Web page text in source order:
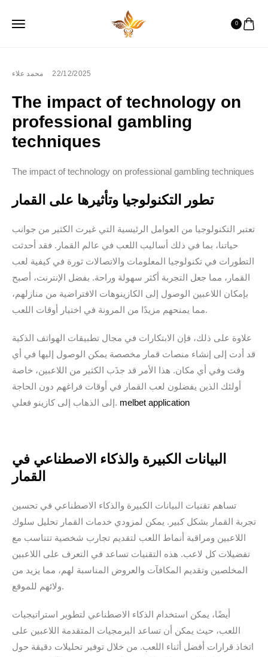
0
محمد علاء 22/12/2025
The impact of technology on
professional gambling
techniques
The impact of technology on professional gambling techniques
تطور التكنولوجيا وتأثيرها على القمار
تعتبر التكنولوجيا من العوامل الرئيسية التي غيرت الكثير من جوانب
حياتنا، بما في ذلك أساليب اللعب في عالم القمار. فقد أحدثت
التطورات في تكنولوجيا المعلومات والاتصالات ثورة في كيفية لعب
القمار، مما جعل التجربة أكثر سهولة وراحة. بفضل الإنترنت، أصبح
بإمكان اللاعبين الوصول إلى الكازينوهات الافتراضية من منازلهم،
مما يمنحهم مزيدًا من المرونة في اختيار أوقات اللعب.
علاوة على ذلك، فإن الابتكارات في مجال تطبيقات الهواتف الذكية
قد أدت إلى إنشاء منصات قمار مخصصة يمكن الوصول إليها في أي
وقت وفي أي مكان. هذا الأمر قد جذَب الكثير من اللاعبين، خاصة
أولئك الذين يفضلون لعب القمار في أوقات فراغهم دون الحاجة
إلى الذهاب إلى كازينو فعلي. melbet application
البيانات الكبيرة والذكاء الاصطناعي في
القمار
تساهم تقنيات البيانات الكبيرة والذكاء الاصطناعي في تحسين
تجربة القمار بشكل كبير. يمكن لمزودي خدمات القمار تحليل سلوك
اللاعبين ومراقبة أنماط اللعب لتقديم تجارب شخصية تتناسب مع
تفضيلات كل لاعب. هذه التقنيات تساعد في التعرف على اللاعبين
المخلصين وتقديم المكافآت والعروض المناسبة لهم، مما يزيد من
ولائهم للموقع.
أيضًا، يمكن استخدام الذكاء الاصطناعي لتطوير استراتيجيات
اللعب، حيث يمكن أن تساعد البرمجيات المتقدمة اللاعبين على
اتخاذ قرارات أفضل أثناء اللعب. من خلال توفير تحليلات دقيقة حول